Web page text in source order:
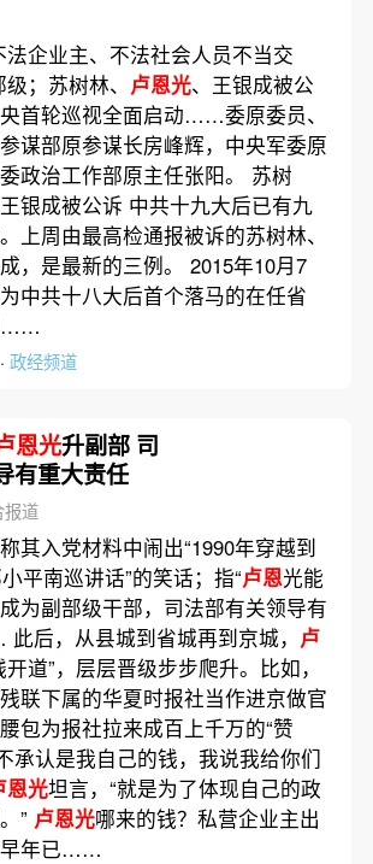
法企业主、不法社会人员不当交
；苏树林、 卢恩光、王银成被公
首轮巡视全面启动……委原委员、
谋部原参谋长房峰辉，中央军委原
政治工作部原主任张阳。 苏树
银成被公诉 中共十九大后已有九
上周由最高检通报被诉的苏树林、
，是最新的三例。 2015年10月7
中共十八大后首个落马的在任省
……
政经频道
恩光升副部 司
有重大责任
报道
其入党材料中闹出“1990年穿越到
平南巡讲话”的笑话；指“卢恩光能
为副部级干部，司法部有关领导有
后，从县城到省城再到京城， 卢
道”，层层晋级步步爬升。比如，
联下属的华夏时报社当作进京做官
包为报社拉来成百上千万的“赞
承认是我自己的钱，我说我给你们
恩光坦言，“就是为了体现自己的政
” 卢恩光哪来的钱？私营企业主出
年已……